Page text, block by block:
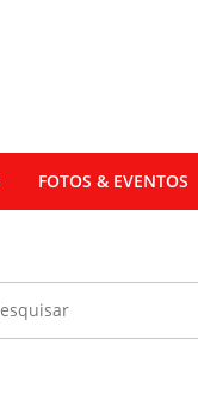
FOTOS & EVENTOS